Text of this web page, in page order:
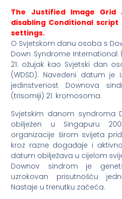
The Justified Image
disabling Conditional
settings.
O Svjetskom danu osoba s
Down Syndrome International
21. ožujak kao Svjetski dan
(WDSD). Navedeni datum
jedinstvenost Downova
(trisomiji) 21. kromosoma.
Svjetskim danom syndroma
obilježen u Singapuru
organizacije širom svijeta
kroz razne događaje i
datum obilježava u cijelom
Downov sindrom je
uzrokovan prisutnošću
Nastaje u trenutku začeća.